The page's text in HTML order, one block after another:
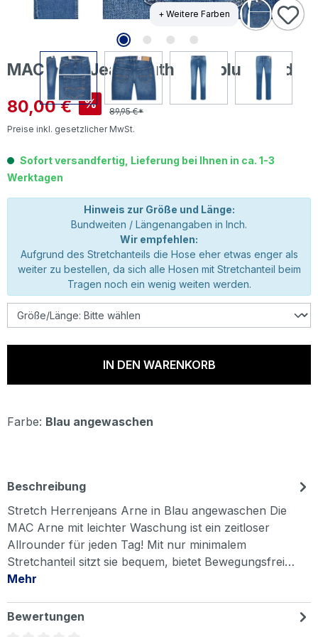
+ Weitere Farben
MAC Arne Jeans authentic blue used
Verkaufspreis:
80,00 € %
89,95 €*
Preise inkl. gesetzlicher MwSt.
Sofort versandfertig, Lieferung bei Ihnen in ca. 1-3
Werktagen
Hinweis zur Größe und Länge:
Bundweiten / Längenangaben in Inch.
Wir empfehlen:
Aufgrund des Stretchanteils die Hose eher etwas enger als
weiter zu bestellen, da sich alle Hosen mit Stretchanteil beim
Tragen noch ein wenig weiten werden.
IN DEN WARENKORB
Farbe: Blau angewaschen
Beschreibung
Stretch Herrenjeans Arne in Blau angewaschen Die
MAC Arne mit leichter Waschung ist ein zeitloser
Allrounder für jeden Tag! Mit nur minimalem
Stretchanteil sitzt sie bequem, bietet Bewegungsfrei…
Mehr
Bewertungen